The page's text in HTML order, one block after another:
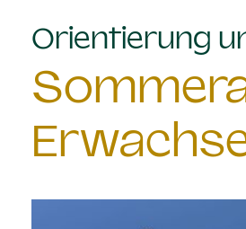
Orientierung